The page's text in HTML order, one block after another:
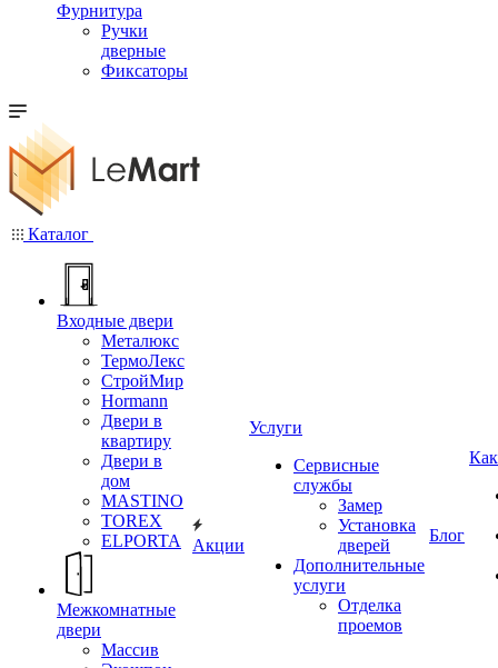
Фурнитура
Ручки
дверные
Фиксаторы
Каталог
Входные двери
Металюкс
ТермоЛекс
СтройМир
Hormann
Двери в
квартиру
Двери в
дом
MASTINO
TOREX
ELPORTA
Межкомнатные
двери
Массив
Акции
Услуги
Сервисные
службы
Замер
Установка
дверей
Дополнительные
услуги
Отделка
проемов
Блог